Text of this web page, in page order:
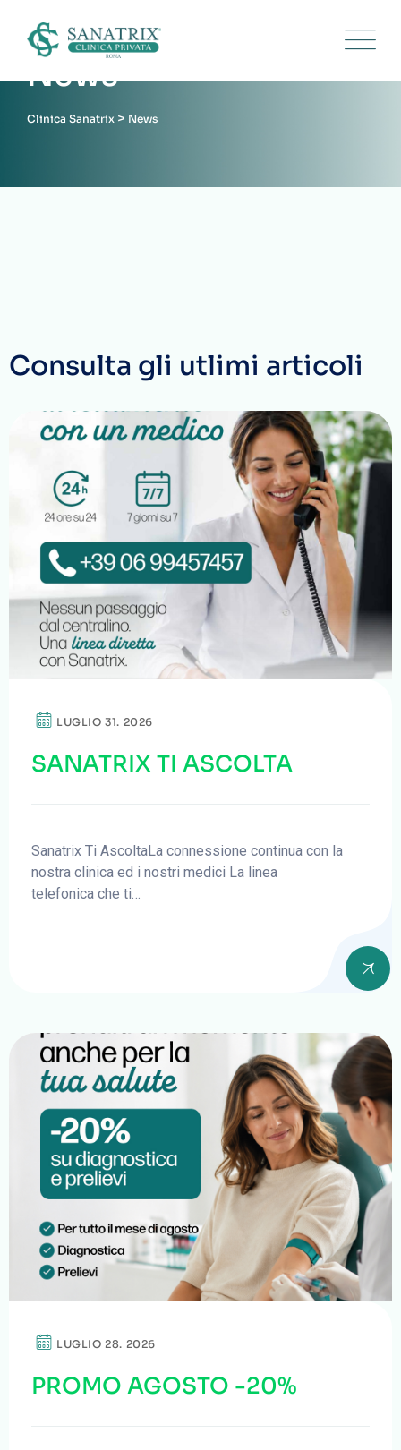
News
Clinica Sanatrix > News
Consulta gli utlimi articoli
LUGLIO 31. 2026
SANATRIX TI ASCOLTA
Sanatrix Ti AscoltaLa connessione continua con la
nostra clinica ed i nostri medici La linea
telefonica che ti…
LUGLIO 28. 2026
PROMO AGOSTO -20%